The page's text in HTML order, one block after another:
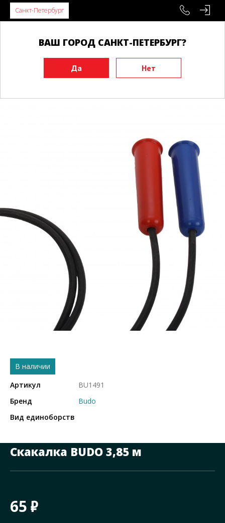
Санкт-Петербург
ВАШ ГОРОД САНКТ-ПЕТЕРБУРГ?
Инвентарь
Функциональные тренажеры
В наличии
Артикул
BU1491
Бренд
Budo
Вид единоборств
Скакалка BUDO 3,85 м
65